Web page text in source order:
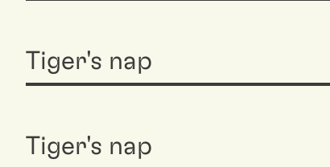
Tiger's nap
Tiger's nap